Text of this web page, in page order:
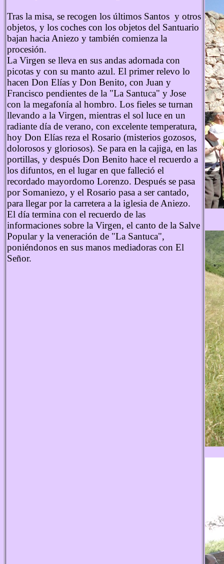
Tras la misa, se recogen los últimos Santos y otros
objetos, y los coches con los objetos del Santuario
bajan hacia Aniezo y también comienza la
procesión.
La Virgen se lleva en sus andas adornada con
picotas y con su manto azul. El primer relevo lo
hacen Don Elías y Don Benito, con Juan y
Francisco pendientes de la "La Santuca" y Jose
con la megafonía al hombro. Los fieles se turnan
llevando a la Virgen, mientras el sol luce en un
radiante día de verano, con excelente temperatura,
hoy Don Elías reza el Rosario (misterios gozosos,
dolorosos y gloriosos). Se para en la cajiga, en las
portillas, y después Don Benito hace el recuerdo a
los difuntos, en el lugar en que falleció el
recordado mayordomo Lorenzo. Después se pasa
por Somaniezo, y el Rosario pasa a ser cantado,
para llegar por la carretera a la iglesia de Aniezo.
El día termina con el recuerdo de las
informaciones sobre la Virgen, el canto de la Salve
Popular y la veneración de "La Santuca",
poniéndonos en sus manos mediadoras con El
Señor.